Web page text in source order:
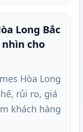
Long Bắc
nhìn cho
Hòa Long
rủi ro, giá
khách hàng